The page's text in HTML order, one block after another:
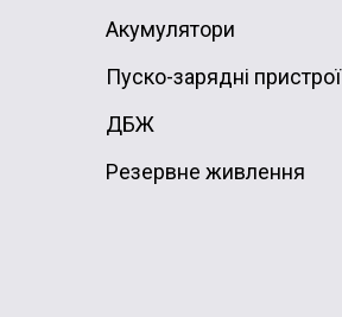
Акумулятори
Пуско-зарядні пристрої
ДБЖ
Резервне живлення